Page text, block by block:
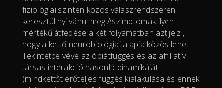
fiziológiai szinten közös válaszrendszeren
keresztül nyilvánul meg.Aszimptómák ilyen
mértékű átfedése a két folyamatban azt jelzi,
hogy a kettő neurobiológiai alapja közös lehet.
Tekintetbe véve az ópiátfüggés és az affiliatív
társas interakció hasonló dinamikáját
(mindkettőt erőteljes függés kialakulása és ennek